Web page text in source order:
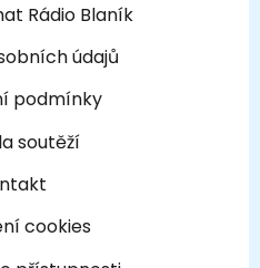
Rádio Blaník
údajů
podmínky
soutěží
cookies